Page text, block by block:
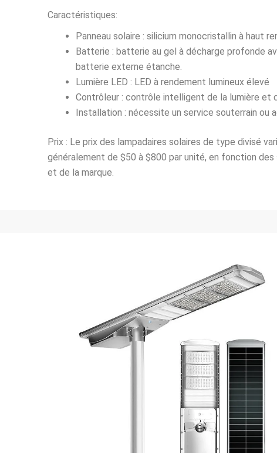
Caractéristiques:
Panneau solaire : silicium monocristallin à haut
Batterie : batterie au gel à décharge profonde
batterie externe étanche.
Lumière LED : LED à rendement lumineux élevé
Contrôleur : contrôle intelligent de la lumière et
Installation : nécessite un service souterrain ou
Prix : Le prix des lampadaires solaires de type divisé
généralement de $50 à $800 par unité, en fonction
et de la marque.